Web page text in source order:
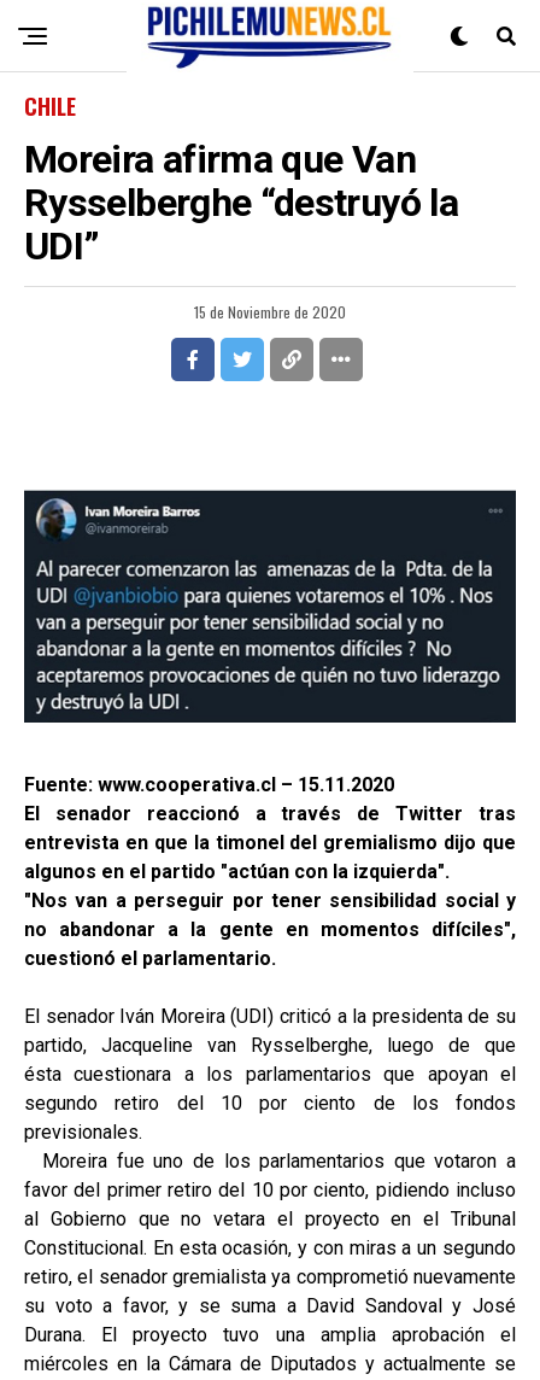
CHILE
Moreira afirma que Van
Rysselberghe “destruyó la
UDI”
15 de Noviembre de 2020
Fuente: www.cooperativa.cl – 15.11.2020
El senador reaccionó a través de Twitter tras
entrevista en que la timonel del gremialismo dijo que
algunos en el partido "actúan con la izquierda".
"Nos van a perseguir por tener sensibilidad social y
no abandonar a la gente en momentos difíciles",
cuestionó el parlamentario.
El senador Iván Moreira (UDI) criticó a la presidenta de su
partido, Jacqueline van Rysselberghe, luego de que
ésta cuestionara a los parlamentarios que apoyan el
segundo retiro del 10 por ciento de los fondos
previsionales.
Moreira fue uno de los parlamentarios que votaron a
favor del primer retiro del 10 por ciento, pidiendo incluso
al Gobierno que no vetara el proyecto en el Tribunal
Constitucional. En esta ocasión, y con miras a un segundo
retiro, el senador gremialista ya comprometió nuevamente
su voto a favor, y se suma a David Sandoval y José
Durana. El proyecto tuvo una amplia aprobación el
miércoles en la Cámara de Diputados y actualmente se